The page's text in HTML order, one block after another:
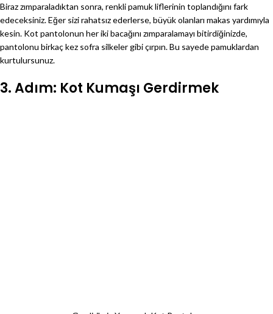
Biraz zımparaladıktan sonra, renkli pamuk liflerinin toplandığını fark
edeceksiniz. Eğer sizi rahatsız ederlerse, büyük olanları makas yardımıyla
kesin. Kot pantolonun her iki bacağını zımparalamayı bitirdiğinizde,
pantolonu birkaç kez sofra silkeler gibi çırpın. Bu sayede pamuklardan
kurtulursunuz.
3. Adım: Kot Kumaşı Gerdirmek